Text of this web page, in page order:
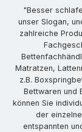
"Besser
unser Slogan,
zahlreiche
Matratzen,
z.B.
Bettwaren und
können Sie
der
entspannten